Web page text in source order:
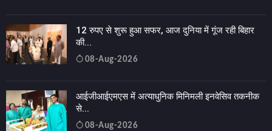
12 रुपए से शुरू हुआ सफर, आज दुनिया में गूंज रही बिहार
की...
08-Aug-2026
आईजीआईएमएस में अत्याधुनिक मिनिमली इनवेसिव तकनीक
से...
08-Aug-2026